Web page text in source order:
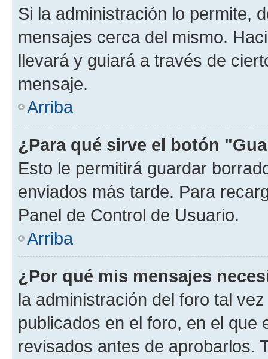
Si la administración lo permite,
mensajes cerca del mismo.
llevará y guiará a través de
mensaje.
Arriba
¿Para qué sirve el botón
Esto le permitirá guardar
enviados más tarde. Para
Panel de Control de Usuario.
Arriba
¿Por qué mis mensajes
la administración del foro tal
publicados en el foro, en el
revisados antes de aprobarlos.